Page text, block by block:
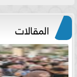
المقالات